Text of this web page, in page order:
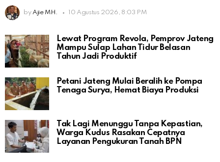
by Ajie MH. 10 Agustus 2026, 8:03 PM
Lewat Program Revola, Pemprov Jateng
Mampu Sulap Lahan Tidur Belasan
Tahun Jadi Produktif
Petani Jateng Mulai Beralih ke Pompa
Tenaga Surya, Hemat Biaya Produksi
Tak Lagi Menunggu Tanpa Kepastian,
Warga Kudus Rasakan Cepatnya
Layanan Pengukuran Tanah BPN